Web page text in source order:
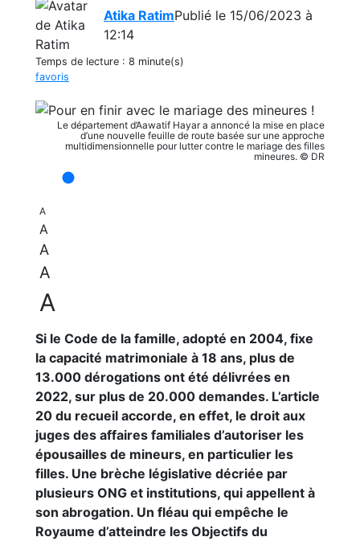
Atika RatimPublié le 15/06/2023 à
12:14
Temps de lecture : 8 minute(s)
favoris
Le département d’Aawatif Hayar a annoncé la mise en place
d’une nouvelle feuille de route basée sur une approche
multidimensionnelle pour lutter contre le mariage des filles
mineures. © DR
A
A
A
A
A
Si le Code de la famille, adopté en 2004, fixe
la capacité matrimoniale à 18 ans, plus de
13.000 dérogations ont été délivrées en
2022, sur plus de 20.000 demandes. L’article
20 du recueil accorde, en effet, le droit aux
juges des affaires familiales d’autoriser les
épousailles de mineurs, en particulier les
filles. Une brèche législative décriée par
plusieurs ONG et institutions, qui appellent à
son abrogation. Un fléau qui empêche le
Royaume d’atteindre les Objectifs du